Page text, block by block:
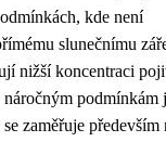
kde není
slunečnímu
nižší koncentraci
podmínkám
zaměřuje především